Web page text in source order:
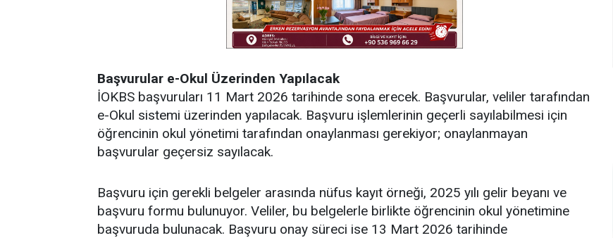
Başvurular e-Okul Üzerinden Yapılacak
İOKBS başvuruları 11 Mart 2026 tarihinde sona erecek. Başvurular, veliler tarafından
e-Okul sistemi üzerinden yapılacak. Başvuru işlemlerinin geçerli sayılabilmesi için
öğrencinin okul yönetimi tarafından onaylanması gerekiyor; onaylanmayan
başvurular geçersiz sayılacak.
Başvuru için gerekli belgeler arasında nüfus kayıt örneği, 2025 yılı gelir beyanı ve
başvuru formu bulunuyor. Veliler, bu belgelerle birlikte öğrencinin okul yönetimine
başvuruda bulunacak. Başvuru onay süreci ise 13 Mart 2026 tarihinde